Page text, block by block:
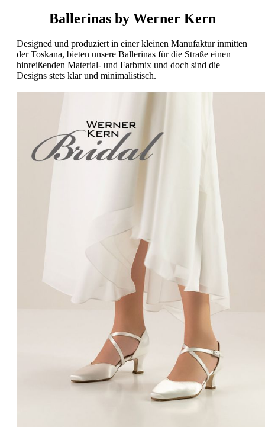
Ballerinas by Werner Kern
Designed und produziert in einer kleinen Manufaktur inmitten
der Toskana, bieten unsere Ballerinas für die Straße einen
hinreißenden Material- und Farbmix und doch sind die
Designs stets klar und minimalistisch.